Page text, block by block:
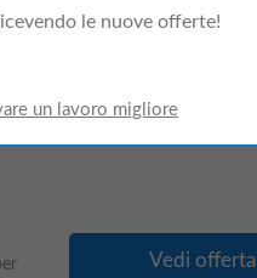
€
il
Vedi offerta
le nuove offerte!